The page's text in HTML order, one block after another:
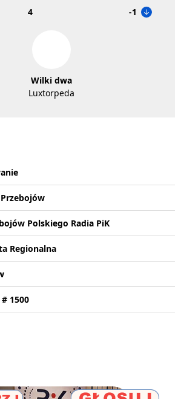
4 -1
Wilki dwa
Luxtorpeda
Polskiego Radia PiK
Regionalna
1500